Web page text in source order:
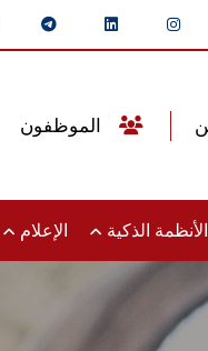
الأنظمة الذكية الإعلام